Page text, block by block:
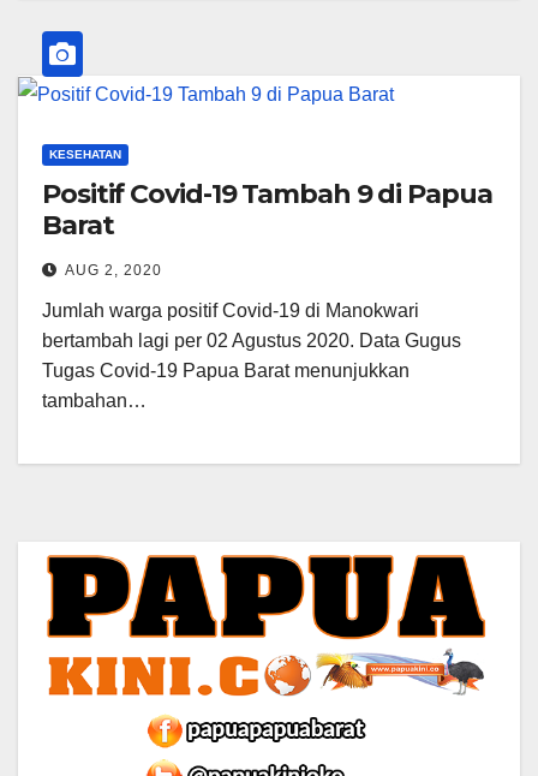
KESEHATAN
Positif Covid-19 Tambah 9 di Papua
Barat
AUG 2, 2020
Jumlah warga positif Covid-19 di Manokwari
bertambah lagi per 02 Agustus 2020. Data Gugus
Tugas Covid-19 Papua Barat menunjukkan
tambahan…